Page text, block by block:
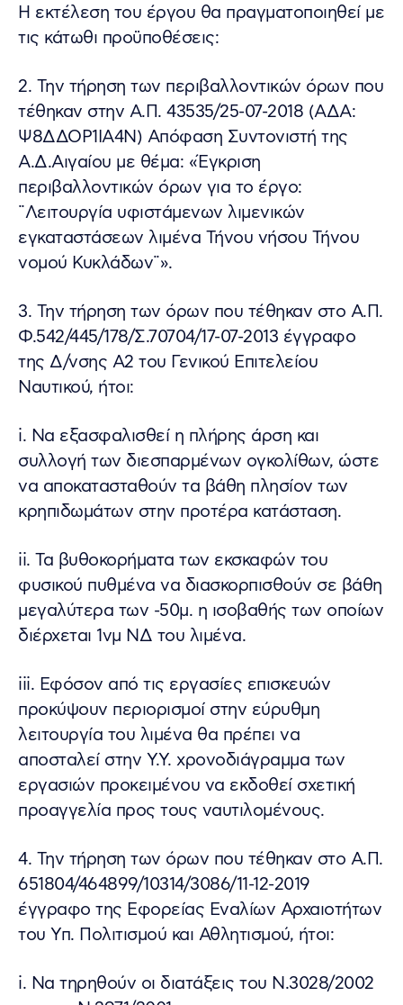
Η εκτέλεση του έργου θα πραγματοποιηθεί με
τις κάτωθι προϋποθέσεις:
2. Την τήρηση των περιβαλλοντικών όρων που
τέθηκαν στην Α.Π. 43535/25-07-2018 (ΑΔΑ:
Ψ8ΔΔΟΡ1ΙΑ4Ν) Απόφαση Συντονιστή της
Α.Δ.Αιγαίου με θέμα: «Έγκριση
περιβαλλοντικών όρων για το έργο:
¨Λειτουργία υφιστάμενων λιμενικών
εγκαταστάσεων λιμένα Τήνου νήσου Τήνου
νομού Κυκλάδων¨».
3. Την τήρηση των όρων που τέθηκαν στο Α.Π.
Φ.542/445/178/Σ.70704/17-07-2013 έγγραφο
της Δ/νσης Α2 του Γενικού Επιτελείου
Ναυτικού, ήτοι:
i. Να εξασφαλισθεί η πλήρης άρση και
συλλογή των διεσπαρμένων ογκολίθων, ώστε
να αποκατασταθούν τα βάθη πλησίον των
κρηπιδωμάτων στην προτέρα κατάσταση.
ii. Τα βυθοκορήματα των εκσκαφών του
φυσικού πυθμένα να διασκορπισθούν σε βάθη
μεγαλύτερα των -50μ. η ισοβαθής των οποίων
διέρχεται 1νμ ΝΔ του λιμένα.
iii. Εφόσον από τις εργασίες επισκευών
προκύψουν περιορισμοί στην εύρυθμη
λειτουργία του λιμένα θα πρέπει να
αποσταλεί στην Υ.Υ. χρονοδιάγραμμα των
εργασιών προκειμένου να εκδοθεί σχετική
προαγγελία προς τους ναυτιλομένους.
4. Την τήρηση των όρων που τέθηκαν στο Α.Π.
651804/464899/10314/3086/11-12-2019
έγγραφο της Εφορείας Εναλίων Αρχαιοτήτων
του Υπ. Πολιτισμού και Αθλητισμού, ήτοι:
i. Να τηρηθούν οι διατάξεις του Ν.3028/2002